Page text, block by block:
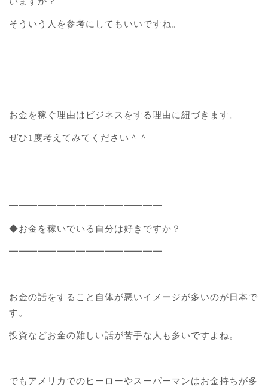
そういう人を参考にしてもいいですね。
お金を稼ぐ理由はビジネスをする理由に紐づきます。
ぜひ1度考えてみてください＾＾
━━━━━━━━━━━━━━━━
◆お金を稼いでいる自分は好きですか？
━━━━━━━━━━━━━━━━
お金の話をすること自体が悪いイメージが多いのが日本で
す。
投資などお金の難しい話が苦手な人も多いですよね。
でもアメリカでのヒーローやスーパーマンはお金持ちが多